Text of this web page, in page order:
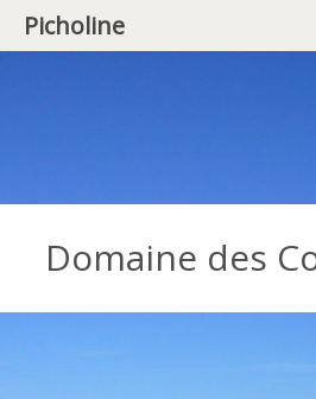
Domaine des
Picholine